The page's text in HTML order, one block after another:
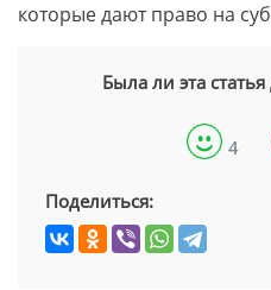
которые дают право на
Была ли эта
4
Поделиться: